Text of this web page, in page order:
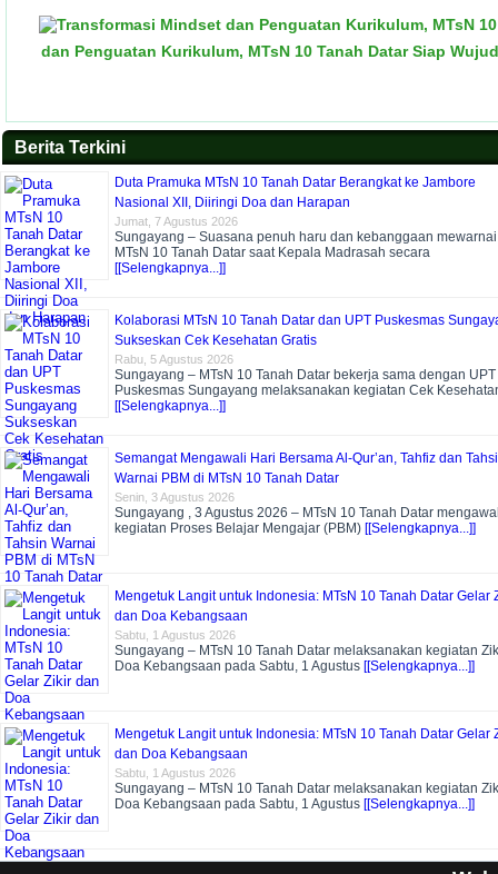
dan Penguatan Kurikulum, MTsN 10 Tanah Datar Siap
Berita Terkini
Duta Pramuka MTsN 10 Tanah Datar Berangkat ke Jambore
Nasional XII, Diiringi Doa dan Harapan
Jumat, 7 Agustus 2026
Sungayang – Suasana penuh haru dan kebanggaan mewarnai
MTsN 10 Tanah Datar saat Kepala Madrasah secara
[[Selengkapnya...]]
Kolaborasi MTsN 10 Tanah Datar dan UPT Puskesmas
Sukseskan Cek Kesehatan Gratis
Rabu, 5 Agustus 2026
Sungayang – MTsN 10 Tanah Datar bekerja sama dengan UPT
Puskesmas Sungayang melaksanakan kegiatan Cek
[[Selengkapnya...]]
Semangat Mengawali Hari Bersama Al-Qur’an, Tahfiz dan
Warnai PBM di MTsN 10 Tanah Datar
Senin, 3 Agustus 2026
Sungayang , 3 Agustus 2026 – MTsN 10 Tanah Datar
kegiatan Proses Belajar Mengajar (PBM) [[Selengkapnya...]]
Mengetuk Langit untuk Indonesia: MTsN 10 Tanah Datar Gelar
dan Doa Kebangsaan
Sabtu, 1 Agustus 2026
Sungayang – MTsN 10 Tanah Datar melaksanakan kegiatan
Doa Kebangsaan pada Sabtu, 1 Agustus [[Selengkapnya...]]
Mengetuk Langit untuk Indonesia: MTsN 10 Tanah Datar Gelar
dan Doa Kebangsaan
Sabtu, 1 Agustus 2026
Sungayang – MTsN 10 Tanah Datar melaksanakan kegiatan
Doa Kebangsaan pada Sabtu, 1 Agustus [[Selengkapnya...]]